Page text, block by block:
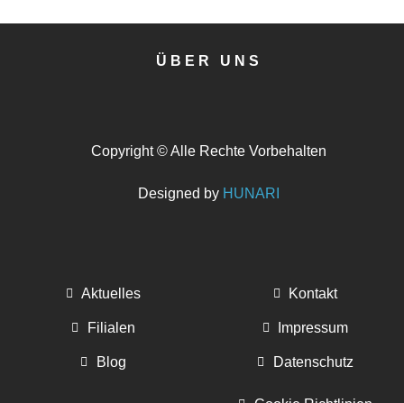
ÜBER UNS
Copyright © Alle Rechte Vorbehalten
Designed by HUNARI
Aktuelles
Filialen
Blog
Kontakt
Impressum
Datenschutz